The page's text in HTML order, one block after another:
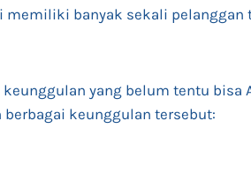
banyak sekali pelanggan
yang belum tentu bisa
keunggulan tersebut: